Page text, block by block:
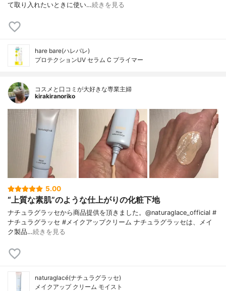
て取り入れたいときに使い…続きを見る
hare bare(ハレバレ)
プロテクションUV セラム C プライマー
コスメと口コミが大好きな専業主婦
kirakiranoriko
5.00
“上質な素肌”のような仕上がりの化粧下地
ナチュラグラッセから商品提供を頂きました。@naturaglace_official #
ナチュラグラッセ #メイクアップクリーム ナチュラグラッセは、メイ
ク製品…続きを見る
naturaglacé(ナチュラグラッセ)
メイクアップ クリーム モイスト